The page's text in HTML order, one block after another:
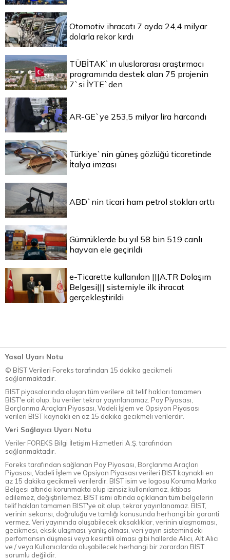
Otomotiv ihracatı 7 ayda 24,4 milyar
dolarla rekor kırdı
TÜBİTAK`ın uluslararası araştırmacı
programında destek alan 75 projenin
7`si İYTE`den
AR-GE`ye 253,5 milyar lira harcandı
Türkiye`nin güneş gözlüğü ticaretinde
İtalya imzası
ABD`nin ticari ham petrol stokları arttı
Gümrüklerde bu yıl 58 bin 519 canlı
hayvan ele geçirildi
e-Ticarette kullanılan |||A.TR Dolaşım
Belgesi||| sistemiyle ilk ihracat
gerçekleştirildi
Yasal Uyarı Notu
© BİST Verileri Foreks tarafından 15 dakika gecikmeli
sağlanmaktadır.
BIST piyasalarında oluşan tüm verilere ait telif hakları tamamen
BIST'e ait olup, bu veriler tekrar yayınlanamaz. Pay Piyasası,
Borçlanma Araçları Piyasası, Vadeli İşlem ve Opsiyon Piyasası
verileri BIST kaynaklı en az 15 dakika gecikmeli verilerdir.
Veri Sağlayıcı Uyarı Notu
Veriler FOREKS Bilgi İletişim Hizmetleri A.Ş. tarafından
sağlanmaktadır.
Foreks tarafından sağlanan Pay Piyasası, Borçlanma Araçları
Piyasası, Vadeli İşlem ve Opsiyon Piyasası verileri BIST kaynaklı en
az 15 dakika gecikmeli verilerdir. BIST isim ve logosu Koruma Marka
Belgesi altında korunmakta olup izinsiz kullanılamaz, iktibas
edilemez, değiştirilemez. BIST ismi altında açıklanan tüm belgelerin
telif hakları tamamen BIST'ye ait olup, tekrar yayınlanamaz. BIST,
verinin sekansı, doğruluğu ve tamlığı konusunda herhangi bir garanti
vermez. Veri yayınında oluşabilecek aksaklıklar, verinin ulaşmaması,
gecikmesi, eksik ulaşması, yanlış olması, veri yayın sistemindeki
perfomansın düşmesi veya kesintili olması gibi hallerde Alıcı, Alt Alıcı
ve / veya Kullanıcılarda oluşabilecek herhangi bir zarardan BIST
sorumlu değildir.